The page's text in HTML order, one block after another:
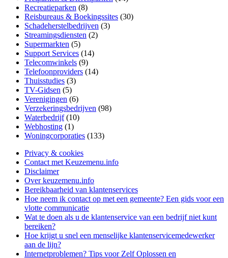
Recreatieparken (8)
Reisbureaus & Boekingssites (30)
Schadeherstelbedrijven (3)
Streamingsdiensten (2)
Supermarkten (5)
Support Services (14)
Telecomwinkels (9)
Telefoonproviders (14)
Thuisstudies (3)
TV-Gidsen (5)
Verenigingen (6)
Verzekeringsbedrijven (98)
Waterbedrijf(10)
Webhosting (1)
Woningcorporaties (133)
Privacy & cookies
Contact met Keuzemenu.info
Disclaimer
Over keuzemenu.info
Bereikbaarheid van klantenservices
Hoe neem ik contact op met een gemeente? Een gids voor een
vlotte communicatie
Wat te doen als u de klantenservice van een bedrijf niet kunt
bereiken?
Hoe krijgt u snel een menselijke klantenservicemedewerker
aan de lijn?
Internetproblemen? Tips voor Zelf Oplossen en